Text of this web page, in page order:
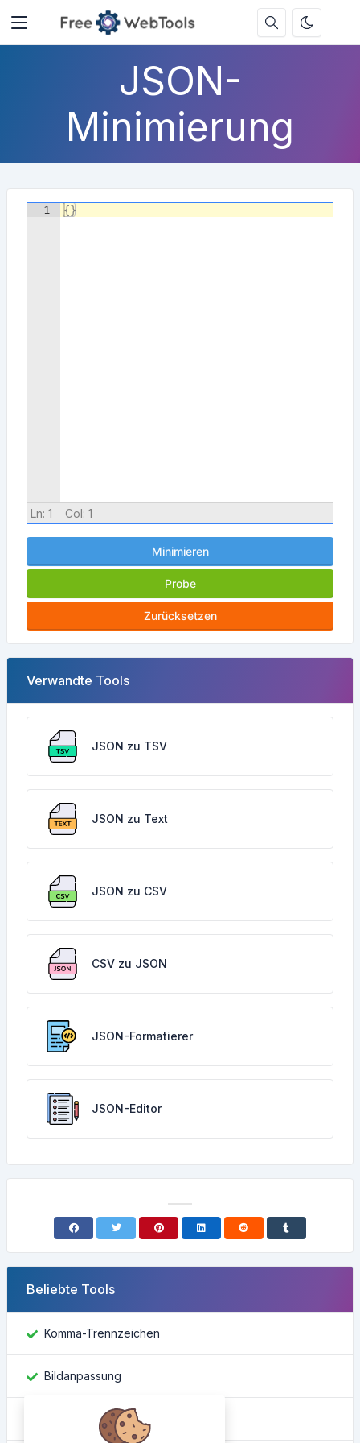
JSON-
Minimierung
1 {}
Ln: 1 Col: 1
Minimieren
Probe
Zurücksetzen
Verwandte Tools
JSON zu TSV
JSON zu Text
JSON zu CSV
CSV zu JSON
JSON-Formatierer
JSON-Editor
Beliebte Tools
Komma-Trennzeichen
Bildanpassung
Facebook-ID finden